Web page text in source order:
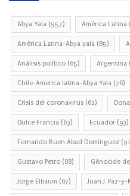
Abya Yala (557) América Latina
América Latina-Abya yala (85)
Análisis político (65) Argentina
Chile-America latina-Abya Yala (76)
Crisis del coronavirus (62)
Dulce Francia (63) Ecuador (93)
Fernando Buen Abad Domínguez
Gustavo Petro (88) Génocide
Jorge Elbaum (67) Juan J. Paz-